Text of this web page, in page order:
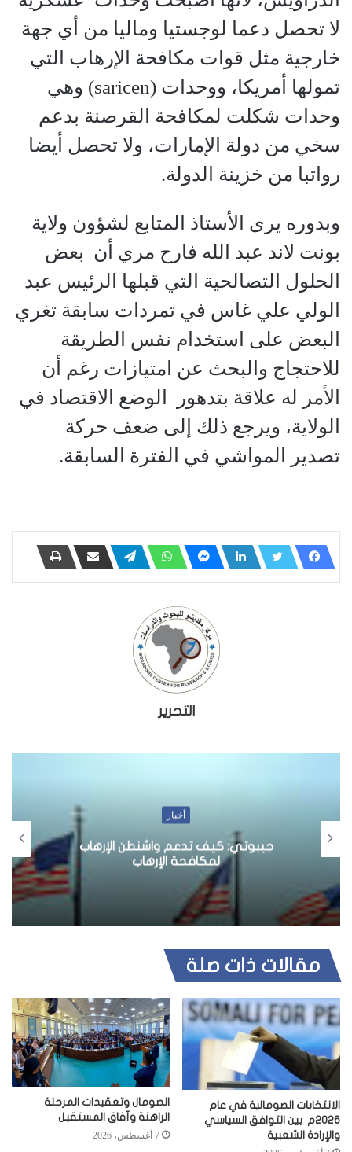
لا تحصل دعما لوجستيا وماليا من أي جهة
خارجية مثل قوات مكافحة الإرهاب التي
تمولها أمريكا، ووحدات (saricen) وهي
وحدات شكلت لمكافحة القرصنة بدعم
سخي من دولة الإمارات، ولا تحصل أيضا
رواتبا من خزينة الدولة.
وبدوره يرى الأستاذ المتابع لشؤون ولاية
بونت لاند عبد الله فارح مري أن بعض
الحلول التصالحية التي قبلها الرئيس عبد
الولي علي غاس في تمردات سابقة تغري
البعض على استخدام نفس الطريقة
للاحتجاج والبحث عن امتيازات رغم أن
الأمر له علاقة بتدهور الوضع الاقتصاد في
الولاية، ويرجع ذلك إلى ضعف حركة
تصدير المواشي في الفترة السابقة.
التحرير
الإرهاب
مسؤول بالامم المتحدة،
في بونتلاند تبشر بمستقبل
الصومال
مقالات ذات صلة
الانتخابات الصومالية في عام
2026م بين التوافق السياسي
والإرادة الشعبية
الصومال وتعقيدات المرحلة
الراهنة وآفاق المستقبل
7 أغسطس، 2026